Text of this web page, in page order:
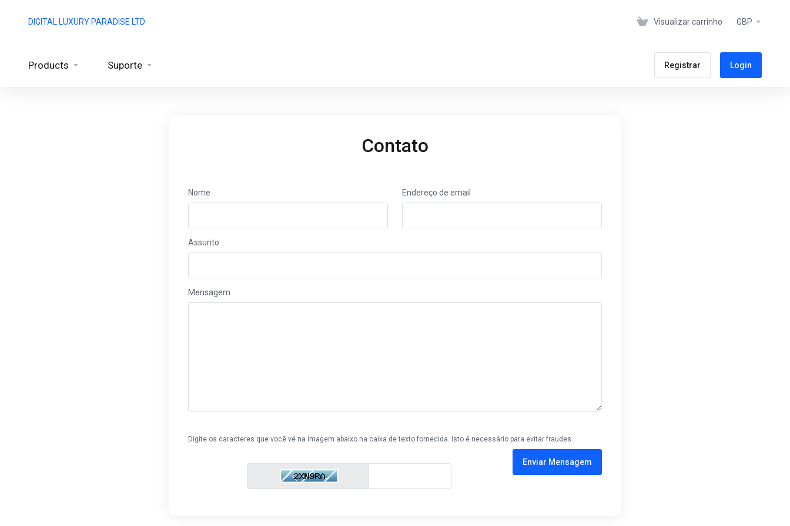
DIGITAL LUXURY PARADISE LTD Visualizar carrinho GBP
Products Suporte Registrar Login
Contato
Nome Endereço de email
Assunto
Mensagem
Digite os caracteres que você vê na imagem abaixo na caixa de texto fornecida. Isto é necessário para evitar fraudes.
Enviar Mensagem